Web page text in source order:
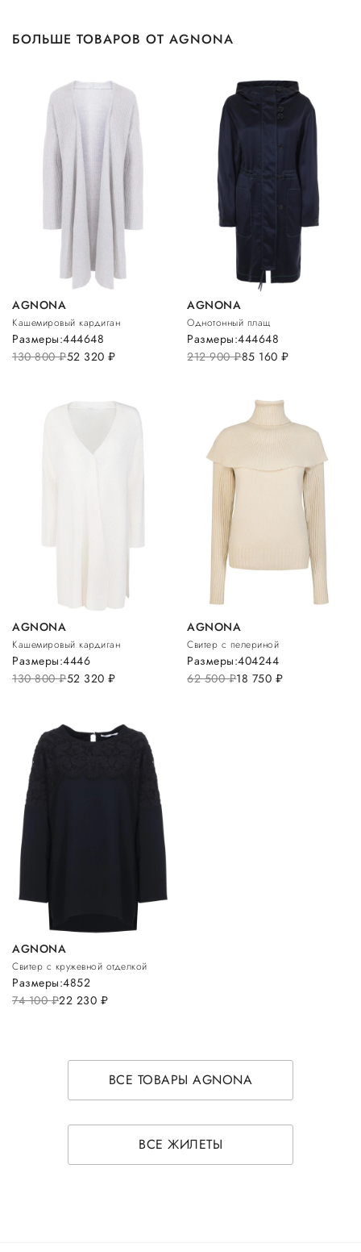
БОЛЬШЕ ТОВАРОВ ОТ AGNONA
AGNONA
Кашемировый кардиган
130 800руб.52 320 руб.
Размеры:444648
AGNONA
Однотонный плащ
212 900руб.85 160руб.
Размеры:444648
AGNONA
Кашемировый кардиган
130 800руб.52 320 руб.
Размеры:4446
AGNONA
Свитер с пелериной
62 500руб.18 750 руб.
Размеры:404244
AGNONA
Свитер с кружевной отделкой
74 100руб.22 230 руб.
Размеры:4852
ВСЕ ТОВАРЫ AGNONA
ВСЕ ЖИЛЕТЫ